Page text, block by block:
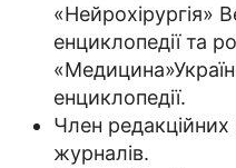
«Нейрохірургія»
енциклопедії та
енциклопедії.
Член редакційних
журналів.